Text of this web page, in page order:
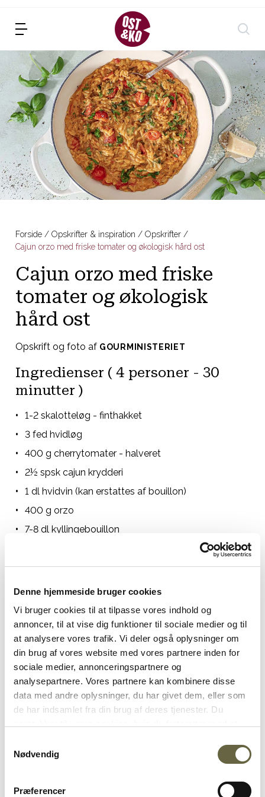
Denne hjemmeside bruger cookies
Vi bruger cookies til at tilpasse vores indhold og
annoncer, til at vise dig funktioner til sociale medier og til
at analysere vores trafik. Vi deler også oplysninger om
din brug af vores website med vores partnere inden for
sociale medier, annonceringspartnere og
analysepartnere. Vores partnere kan kombinere disse
data med andre oplysninger, du har givet dem, eller som
de har indsamlet fra din brug af deres tjenester. Du
anvendes på ostogko.dk og ændre dit samtykke
her
Nødvendig
Præferencer
Forside Opskrifter & inspiration
Opskrifter
Cajun orzo med friske tomater og økologisk hård ost
Cajun orzo med friske
tomater og økologisk
hård ost
Opskrift og foto af GOURMINISTERIET
Ingredienser ( 4 personer - 30
minutter )
1-2 skalotteløg - finthakket
3 fed hvidløg
400 g cherrytomater - halveret
2½ spsk cajun krydderi
1 dl hvidvin (kan erstattes af bouillon)
400 g orzo
7-8 dl kyllingebouillon
75 g økologisk hård ost - fintrevet
10 stilke frisk basilikum (bladene heraf)
Olie
Salt og friskkværnet peber
Sådan gør du
Varm en pande op, og steg løgene klare i en god sjat
olie.
Tilsæt tomater og hvidløg, og varm det igennem et
Hæld hvidvinen ved, og lad den koge inde et øjeblik,
og tilsæt derefter orzo og halvdelen af bouillonen.
Tilbered din orzo, som du vil tilberede risotto. Tilsæt